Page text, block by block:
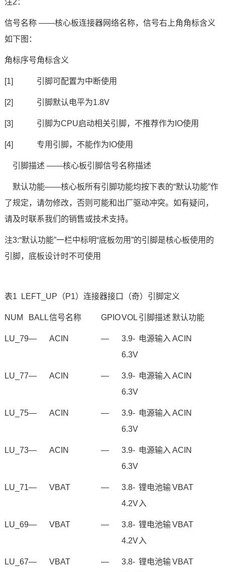
注2：
信号名称 ——核心板连接器网络名称，信号右上角角标含义
如下图：
角标序号角标含义
[1] 引脚可配置为中断使用
[2] 引脚默认电平为1.8V
[3] 引脚为CPU启动相关引脚，不推荐作为IO使用
[4] 专用引脚，不能作为IO使用
引脚描述 ——核心板引脚信号名称描述
默认功能——核心板所有引脚功能均按下表的“默认功能”作
了规定，请勿修改，否则可能和出厂驱动冲突。如有疑问，
请及时联系我们的销售或技术支持。
注3:“默认功能”一栏中标明“底板勿用”的引脚是核心板使用的
引脚，底板设计时不可使用
表1 LEFT_UP（P1）连接器接口（奇）引脚定义
NUM BALL信号名称 GPIOVOL 引脚描述 默认功能
LU_79— ACIN —
3.9-
6.3V
电源输入 ACIN
LU_77— ACIN —
3.9-
6.3V
电源输入 ACIN
LU_75— ACIN —
3.9-
6.3V
电源输入 ACIN
LU_73— ACIN —
3.9-
6.3V
电源输入 ACIN
LU_71— VBAT —
3.8-
4.2V
锂电池输
入
VBAT
LU_69— VBAT —
3.8-
4.2V
锂电池输
入
VBAT
LU_67— VBAT —
3.8- 锂电池输VBAT